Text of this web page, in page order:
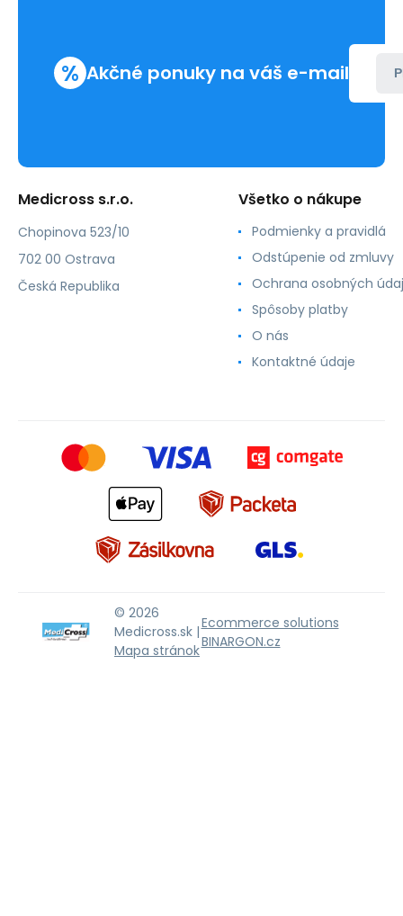
% Akčné ponuky na váš e-mail
Medicross s.r.o.
Chopinova 523/10
702 00 Ostrava
Česká Republika
Všetko o nákupe
Podmienky a pravidlá
Odstúpenie od zmluvy
Ochrana osobných
Spôsoby platby
O nás
Kontaktné údaje
© 2026
Medicross.sk |
Mapa stránok
Ecommerce solutions
BINARGON.cz